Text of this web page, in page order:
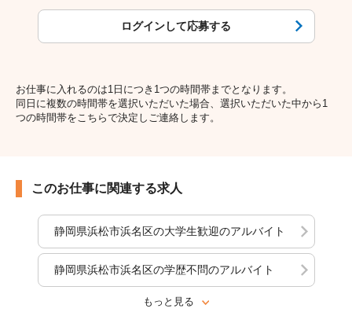
ログインして応募する
お仕事に入れるのは1日につき1つの時間帯までとなります。
同日に複数の時間帯を選択いただいた場合、選択いただいた中から1
つの時間帯をこちらで決定しご連絡します。
このお仕事に関連する求人
静岡県浜松市浜名区の大学生歓迎のアルバイト
静岡県浜松市浜名区の学歴不問のアルバイト
もっと見る